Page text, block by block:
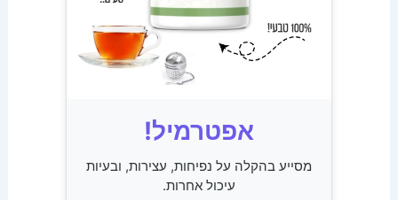
אפטרמיל!
מסייע בהקלה על נפיחות, עצירות, ובעיות
עיכול אחרות.